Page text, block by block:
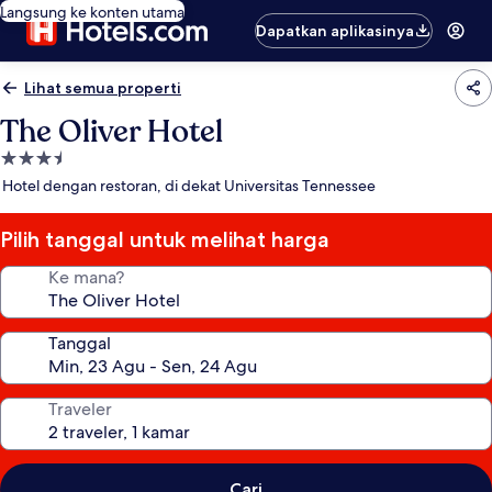
Langsung ke konten utama
Dapatkan aplikasinya
Lihat semua properti
The Oliver Hotel
Properti
bintang
Hotel dengan restoran, di dekat Universitas Tennessee
Pilih tanggal untuk melihat harga
Ke mana?
Tanggal
Traveler